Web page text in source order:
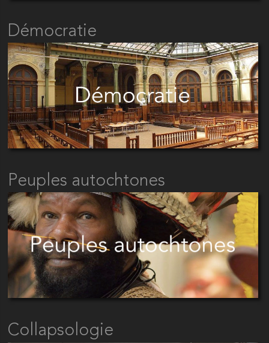
Démocratie
Peuples autochtones
Collapsologie